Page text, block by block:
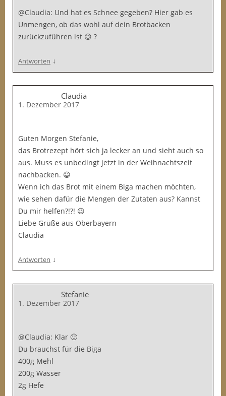
@Claudia: Und hat es Schnee gegeben? Hier gab es
Unmengen, ob das wohl auf dein Brotbacken
zurückzuführen ist 😉 ?
Antworten ↓
Claudia
1. Dezember 2017
Guten Morgen Stefanie,
das Brotrezept hört sich ja lecker an und sieht auch so
aus. Muss es unbedingt jetzt in der Weihnachtszeit
nachbacken. 😀
Wenn ich das Brot mit einem Biga machen möchten,
wie sehen dafür die Mengen der Zutaten aus? Kannst
Du mir helfen?!?! 😉
Liebe Grüße aus Oberbayern
Claudia
Antworten ↓
Stefanie
1. Dezember 2017
@Claudia: Klar 🙂
Du brauchst für die Biga
400g Mehl
200g Wasser
2g Hefe